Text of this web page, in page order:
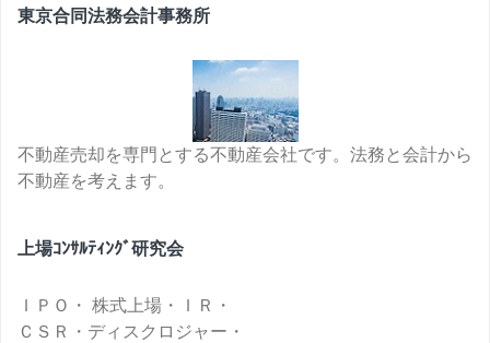
東京合同法務会計事務所
不動産売却を専門とする不動産会社です。法務と会計から
不動産を考えます。
上場ｺﾝｻﾙﾃｨﾝｸﾞ研究会
ＩＰＯ・ 株式上場・ＩＲ・
ＣＳＲ・ディスクロジャー・